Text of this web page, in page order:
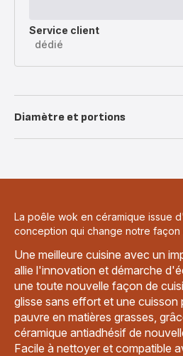
Service client
dédié
Diamètre et portions
La poêle wok en céramique issue
conception qui change notre façon
Une meilleure cuisine avec un
allie l'innovation et démarche
une toute nouvelle façon de
glisse sans effort et une cuisson
pauvre en matières grasses,
céramique antiadhésif de
Facile à nettoyer et compatible